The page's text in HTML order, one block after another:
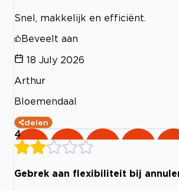
Snel, makkelijk en efficiënt.
Beveelt aan
18 July 2026
Arthur
Bloemendaal
delen
4
Gebrek aan flexibiliteit bij